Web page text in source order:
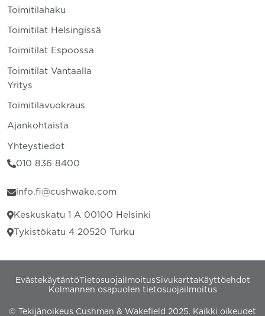
Toimitilahaku
Toimitilat Helsingissä
Toimitilat Espoossa
Toimitilat Vantaalla
Yritys
Toimitilavuokraus
Ajankohtaista
Yhteystiedot
010 836 8400
info.fi@cushwake.com
Keskuskatu 1 A 00100 Helsinki
Tykistökatu 4 20520 Turku
EvästekäytäntöTietosuojailmoitusSivukartta Käyttöehdot
Kolmannen osapuolen tietosuojailmoitus
© Tekijänoikeus Cushman & Wakefield 2025. Kaikki oikeudet